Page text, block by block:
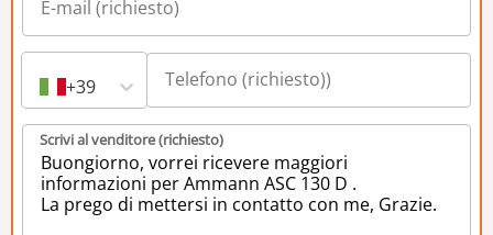
+39
Scrivi al venditore (richiesto)